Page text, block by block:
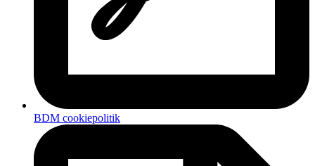
BDM cookiepolitik